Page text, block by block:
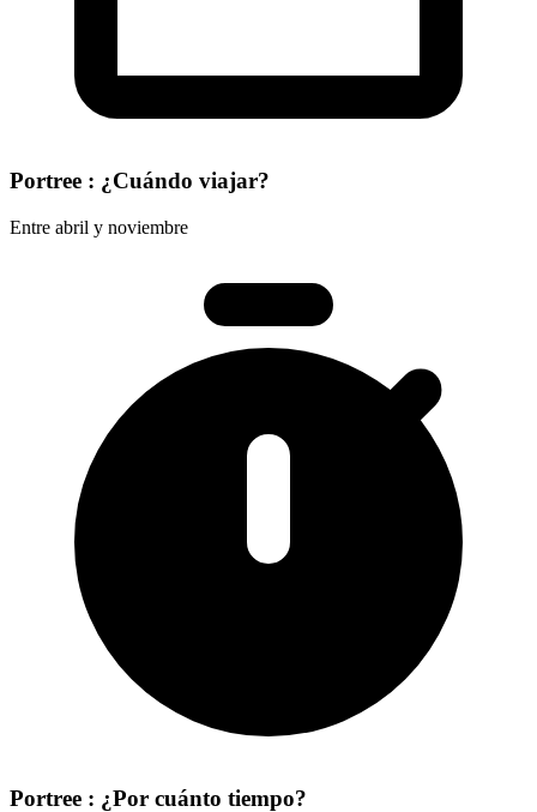
Portree : ¿Cuándo viajar?
Entre abril y noviembre
Portree : ¿Por cuánto tiempo?